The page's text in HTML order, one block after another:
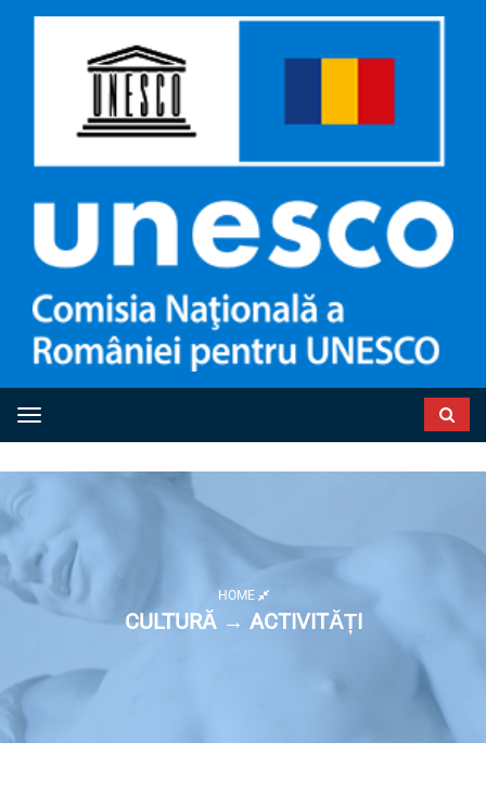
Toggle navigation
HOME
CULTURĂ → ACTIVITĂȚI